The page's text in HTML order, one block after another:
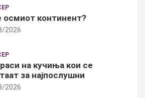
осмиот континент?
2026
на кучиња кои се
за најпослушни
2026